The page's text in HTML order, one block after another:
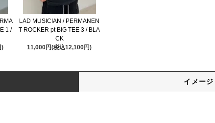
1 /
)
LAD MUSICIAN / PERMANEN
T ROCKER pt BIG TEE 3 / BLA
CK
11,000円(税込12,100円)
イメージ